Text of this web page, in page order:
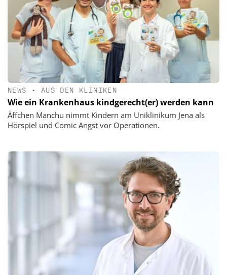
NEWS • AUS DEN KLINIKEN
Wie ein Krankenhaus kindgerecht(er) werden kann
Äffchen Manchu nimmt Kindern am Uniklinikum Jena als
Hörspiel und Comic Angst vor Operationen.